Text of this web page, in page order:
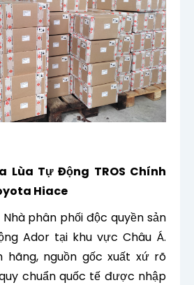
Lùa Tự Động TROS Chính
Hiace
phân phối độc quyền sản
Ador tại khu vực Châu Á.
hãng, nguồn gốc xuất xứ rõ
chuẩn quốc tế được nhập